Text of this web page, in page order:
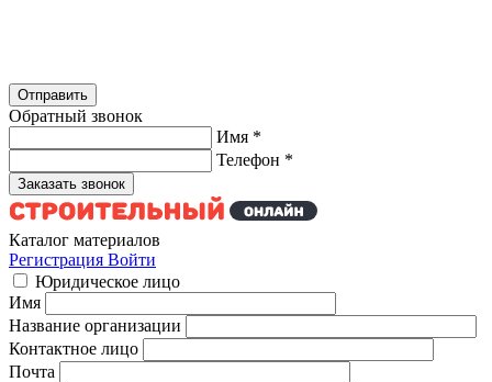
Обратный звонок
Имя *
Телефон *
Каталог материалов
Регистрация Войти
Юридическое лицо
Имя
Название организации
Контактное лицо
Почта